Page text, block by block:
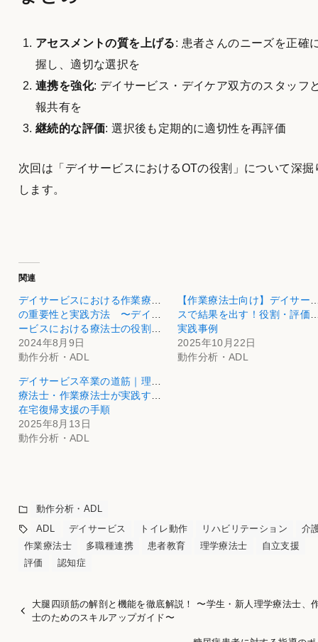
アセスメントの質を上げる: 患者さんのニーズを正確
握し、適切な選択を
連携を強化: デイサービス・デイケア双方のスタッフ
報共有を
継続的な評価: 選択後も定期的に適切性を再評価
次回は「デイサービスにおけるOTの役割」について深掘
します。
関連
デイサービスにおける作業療法
の重要性と実践方法 〜デイサ
ービスにおける療法士の役割〜
2024年8月9日
動作分析・ADL
【作業療法士向け】デイサー
スで結果を出す！役割・評価
実践事例
2025年10月22日
動作分析・ADL
デイサービス卒業の道筋｜理学
療法士・作業療法士が実践する
在宅復帰支援の手順
2025年8月13日
動作分析・ADL
動作分析・ADL
ADL
デイサービス トイレ動作 リハビリテーション
介
作業療法士
多職種連携 患者教育 理学療法士
自立支援
評価
認知症
大腿四頭筋の解剖と機能を徹底解説！ 〜学生・新人理学療法士、
士のためのスキルアップガイド〜